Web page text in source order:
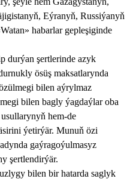
Eýranyň, Russiýanyň
habarlar gepleşiginde
durýan şertlerinde azyk
ösüş maksatlarynda
bilen aýrylmaz
bilen bagly ýagdaýlar oba
hem-de
ýetirýär. Munuň özi
gaýragoýulmasyz
şertlendirýär.
bilen bir hatarda saglyk